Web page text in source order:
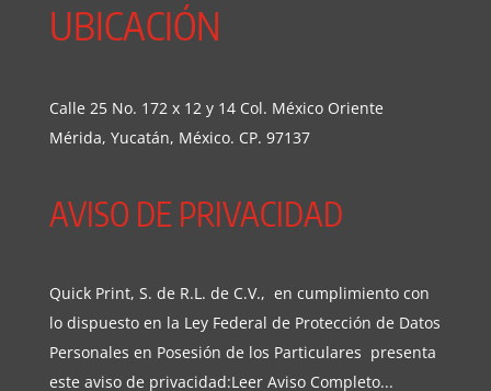
UBICACIÓN
Calle 25 No. 172 x 12 y 14 Col. México Oriente
Mérida, Yucatán, México. CP. 97137
AVISO DE PRIVACIDAD
Quick Print, S. de R.L. de C.V., en cumplimiento con
lo dispuesto en la Ley Federal de Protección de Datos
Personales en Posesión de los Particulares presenta
este aviso de privacidad:Leer Aviso Completo...